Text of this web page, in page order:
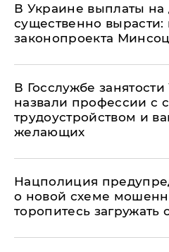
В Украине выплаты на
существенно вырасти:
законопроекта
В Госслужбе
назвали профессии с
трудоустройством и
желающих
Нацполиция
о новой схеме
торопитесь загружать